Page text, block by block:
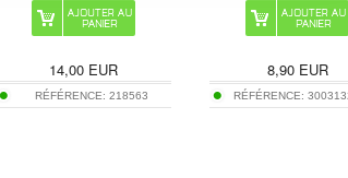
14,00 EUR
RÉFÉRENCE:218563
8,90EUR
RÉFÉRENCE: